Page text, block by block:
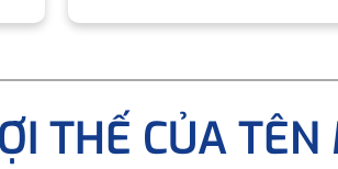
THẾ CỦA